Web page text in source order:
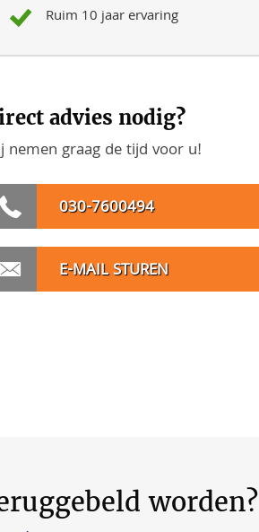
Ruim 10 jaar ervaring
advies nodig?
nemen graag de tijd voor u!
030-7600494
E-MAIL STUREN
worden?